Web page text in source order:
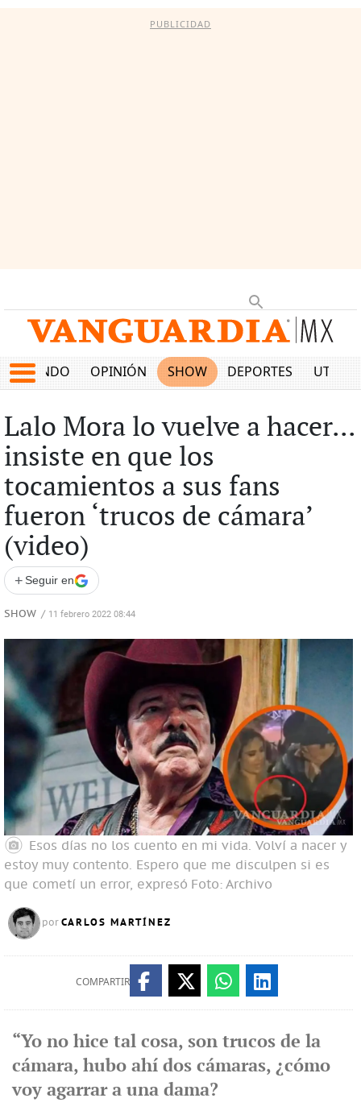
PUBLICIDAD
MUNDO OPINIÓN SHOW DEPORTES
Lalo Mora lo vuelve a hacer...
insiste en que los
tocamientos a sus fans
fueron ‘trucos de cámara’
(video)
+ Seguir en
SHOW / 11 febrero 2022 08:44
Esos días no los cuento en mi vida. Volví a nacer y
estoy muy contento. Espero que me disculpen si es
que cometí un error, expresó Foto: Archivo
por CARLOS MARTÍNEZ
COMPARTIR
“Yo no hice tal cosa, son trucos de la
cámara, hubo ahí dos cámaras, ¿cómo
voy agarrar a una dama?